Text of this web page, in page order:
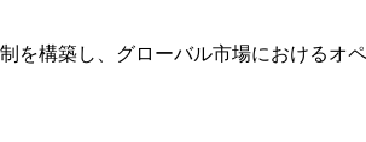
を構築し、グローバル市場におけるオ